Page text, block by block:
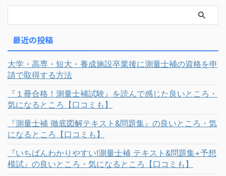
最近の投稿
大学・高専・短大・養成施設卒業後に測量士補の資格を申
請で取得する方法
『１冊合格！測量士補試験』を読んで感じた良いところ・
気になるところ【口コミも】
『測量士補 徹底図解テキスト&問題集』の良いところ・気
になるところ【口コミも】
『いちばんわかりやすい!測量士補 テキスト&問題集+予想
模試』の良いところ・気になるところ【口コミも】